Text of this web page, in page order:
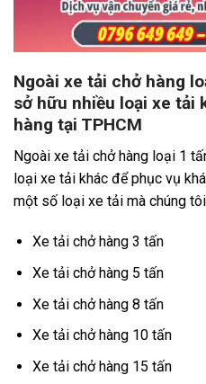
Ngoài xe tải chở hàng
sở hữu nhiều loại xe tải
hàng tại TPHCM
Ngoài xe tải chở hàng loại 1
loại xe tải khác để phục vụ
một số loại xe tải mà chúng
Xe tải chở hàng 3 tấn
Xe tải chở hàng 5 tấn
Xe tải chở hàng 8 tấn
Xe tải chở hàng 10 tấn
Xe tải chở hàng 15 tấn